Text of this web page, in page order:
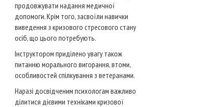
продовжувати надання медичної
допомоги. Крім того, засвоїли навички
виведення з кризового стресового стану
осіб, що цього потребують.
Інструктором приділено увагу також
питанню морального вигорання, втоми,
особливостей спілкування з ветеранами.
Наразі досвідченим психологам важливо
ділитися дієвими техніками кризової